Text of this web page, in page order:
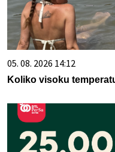
05. 08. 2026 14:12
Koliko visoku